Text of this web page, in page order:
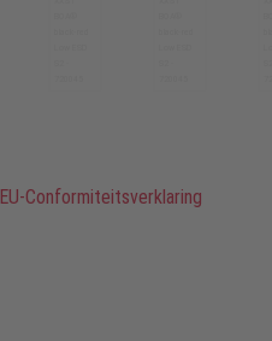
EU-Conformiteitsverklaring